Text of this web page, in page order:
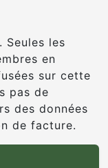
Seules les
en
sur cette
pas de
des données
de facture.